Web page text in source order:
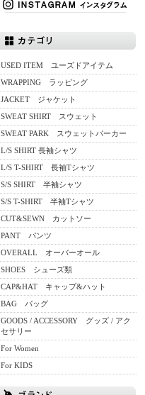
USED ITEM ユーズドアイテム
WRAPPING ラッピング
JACKET ジャケット
SWEAT SHIRT スウェット
SWEAT PARK スウェットパーカー
L/S SHIRT 長袖シャツ
L/S T-SHIRT 長袖Tシャツ
S/S SHIRT 半袖シャツ
S/S T-SHIRT 半袖Tシャツ
CUT&SEWN カットソー
PANT パンツ
OVERALL オーバーオール
SHOES シューズ類
CAP&HAT キャップ&ハット
BAG バッグ
GOODS / ACCESSORY グッズ / アク
セサリー
For Women
For KIDS